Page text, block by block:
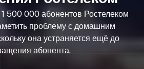
500 000 абонентов Ростелеком
проблему с домашним
она устраняется ещё до
абонента.